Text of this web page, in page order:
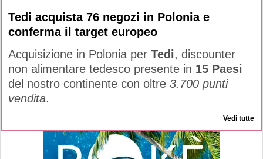
Tedi acquista 76 negozi in Polonia e
conferma il target europeo
Acquisizione in Polonia per Tedi, discounter
non alimentare tedesco presente in 15 Paesi
del nostro continente con oltre 3.700 punti
vendita.
Vedi tutte